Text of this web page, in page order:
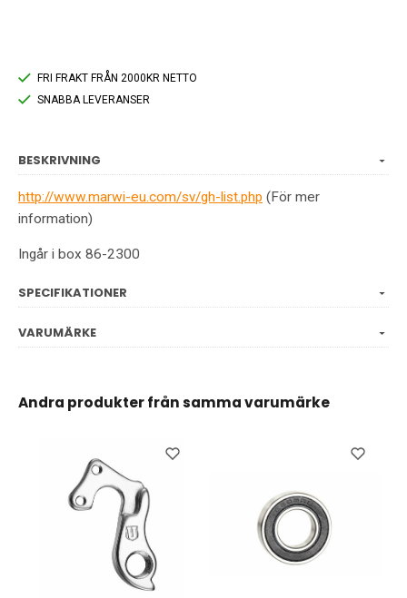
FRI FRAKT FRÅN 2000KR NETTO
SNABBA LEVERANSER
BESKRIVNING
http://www.marwi-eu.com/sv/gh-list.php (För mer
information)
Ingår i box 86-2300
SPECIFIKATIONER
VARUMÄRKE
Andra produkter från samma varumärke